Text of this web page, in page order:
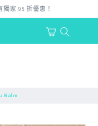
家 95 折優惠！
購
物
車
Balm